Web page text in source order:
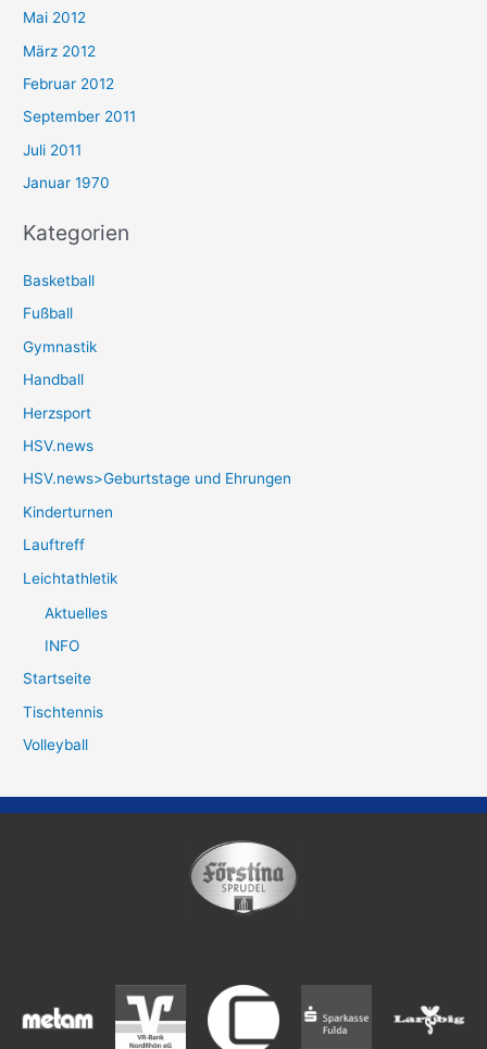
Mai 2012
März 2012
Februar 2012
September 2011
Juli 2011
Januar 1970
Kategorien
Basketball
Fußball
Gymnastik
Handball
Herzsport
HSV.news
HSV.news>Geburtstage und Ehrungen
Kinderturnen
Lauftreff
Leichtathletik
Aktuelles
INFO
Startseite
Tischtennis
Volleyball